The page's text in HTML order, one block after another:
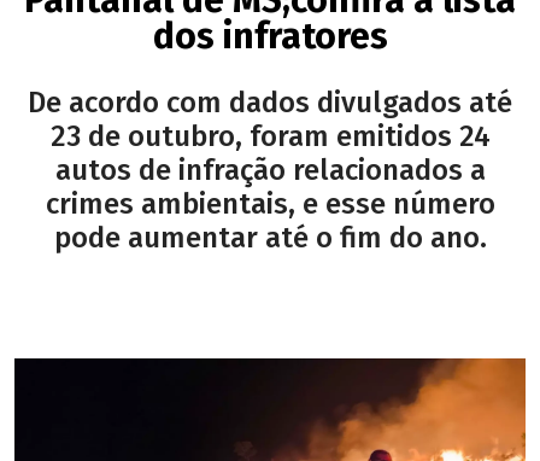
dos infratores
De acordo com dados divulgados até
23 de outubro, foram emitidos 24
autos de infração relacionados a
crimes ambientais, e esse número
pode aumentar até o fim do ano.